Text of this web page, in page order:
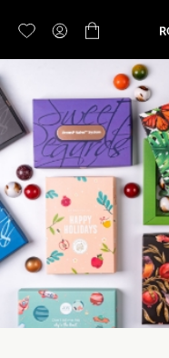
שכחתי סיסמה